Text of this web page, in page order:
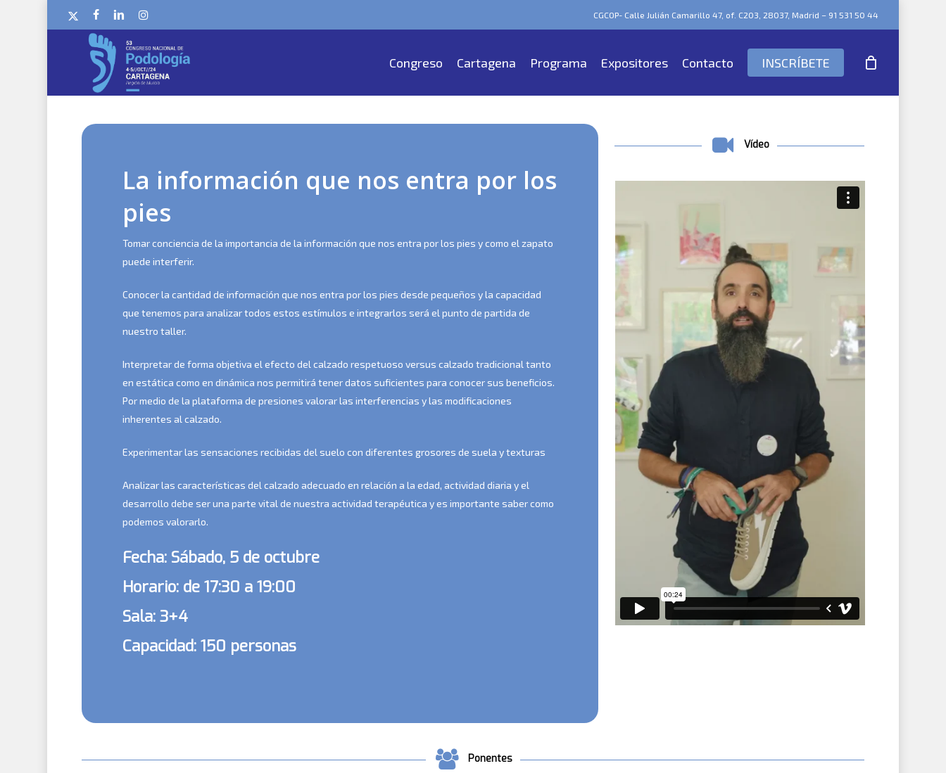
x-
twitter
facebooklinkedininstagram CGCOP- Calle Julián Camarillo 47, of. C203, 28037, Madrid – 91 531 50 44
Congreso Cartagena Programa Expositores Contacto INSCRÍBETE
La información que nos entra por los
pies
Tomar conciencia de la importancia de la información que nos entra por los pies y como el zapato
puede interferir.
Conocer la cantidad de información que nos entra por los pies desde pequeños y la capacidad
que tenemos para analizar todos estos estímulos e integrarlos será el punto de partida de
nuestro taller.
Interpretar de forma objetiva el efecto del calzado respetuoso versus calzado tradicional tanto
en estática como en dinámica nos permitirá tener datos suficientes para conocer sus beneficios.
Por medio de la plataforma de presiones valorar las interferencias y las modificaciones
inherentes al calzado.
Experimentar las sensaciones recibidas del suelo con diferentes grosores de suela y texturas
Analizar las características del calzado adecuado en relación a la edad, actividad diaria y el
desarrollo debe ser una parte vital de nuestra actividad terapéutica y es importante saber como
podemos valorarlo.
Fecha: Sábado, 5 de octubre
Horario: de 17:30 a 19:00
Sala: 3+4
Capacidad: 150 personas
Vídeo
Ponentes